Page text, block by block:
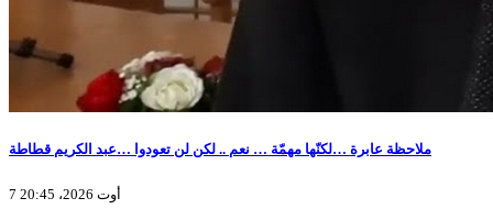
ملاحظة عابرة …لكنّها مهمّة … نعم .. لكن لن تعودوا …عبد الكريم قطاطة
7 أوت 2026، 20:45